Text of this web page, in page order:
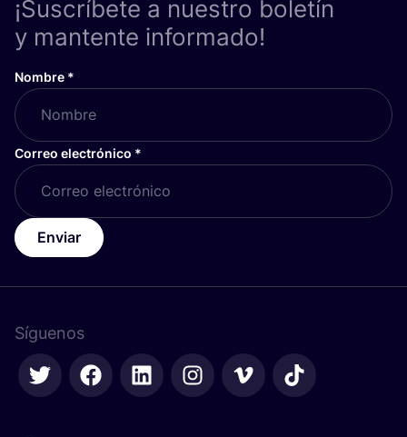
¡Suscríbete a nuestro boletín
y mantente informado!
Nombre *
Correo electrónico *
Enviar
Síguenos